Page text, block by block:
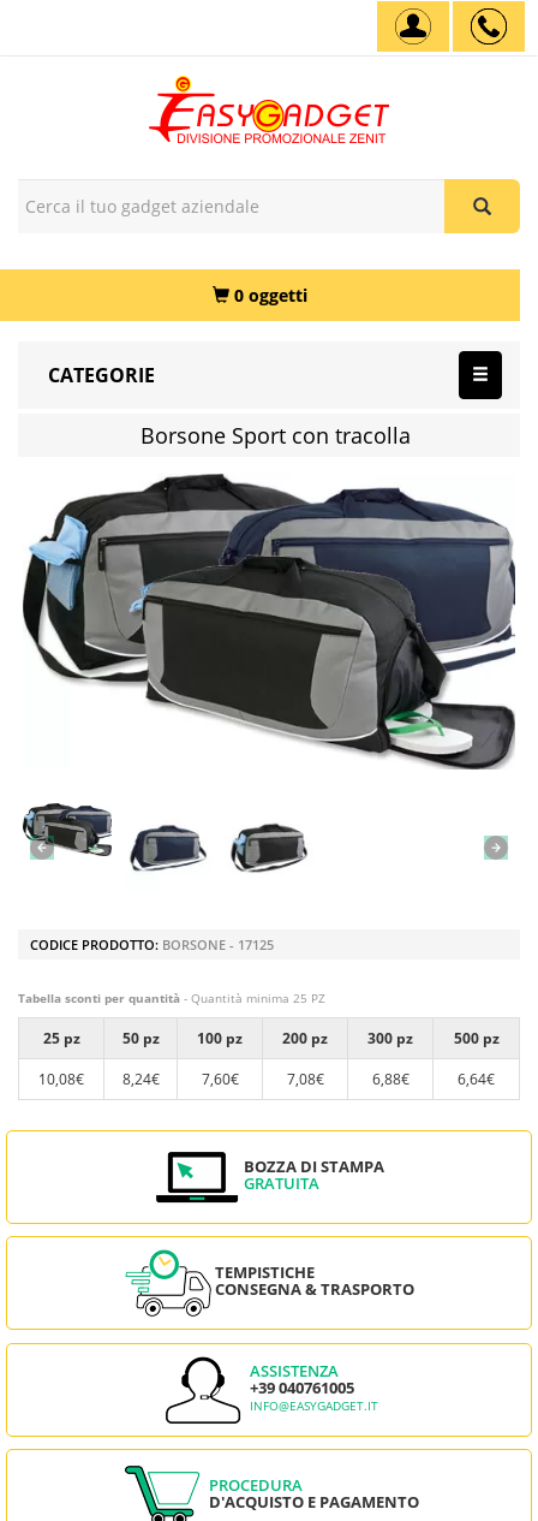
0 oggetti
CATEGORIE
Borsone Sport con tracolla
CODICE PRODOTTO: BORSONE - 17125
Tabella sconti per quantità - Quantità minima 25 PZ
25 pz 50 pz 100 pz 200 pz 300 pz
500 pz
10,08€
8,24€ 7,60€ 7,08€ 6,88€ 6,64€
BOZZA DI STAMPA
GRATUITA
TEMPISTICHE
CONSEGNA & TRASPORTO
ASSISTENZA
+39 040761005
INFO@EASYGADGET.IT
PROCEDURA
D'ACQUISTO E PAGAMENTO